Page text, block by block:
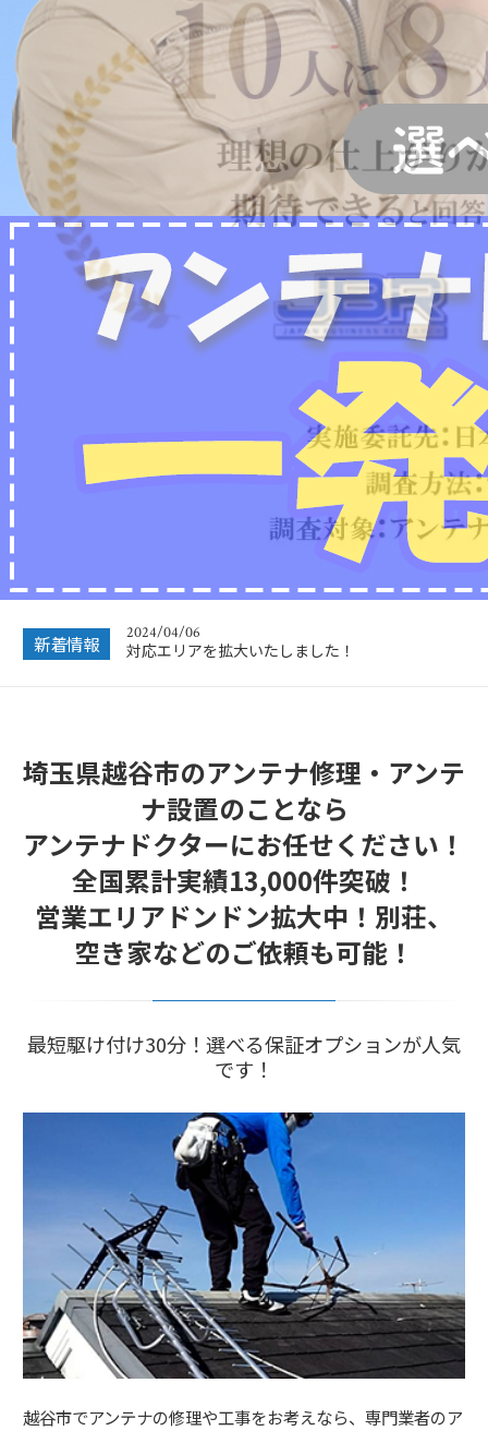
新着情報
フリーボイス（0120番号）への発信につきまし
年末年始休業のお知らせ
対応エリアを拡大いたしました！
2023/12/27
年末年始営業のお知らせ
2022/07/04
フリーボイス（0120番号）への発信につきまし
2024/12/28
年末年始休業のお知らせ
埼玉県越谷市のアンテナ修理・アンテ
ナ設置のことなら
アンテナドクターにお任せください！
全国累計実績13,000件突破！
営業エリアドンドン拡大中！別荘、
空き家などのご依頼も可能！
最短駆け付け30分！選べる保証オプションが人気
です！
越谷市でアンテナの修理や工事をお考えなら、専門業者のア